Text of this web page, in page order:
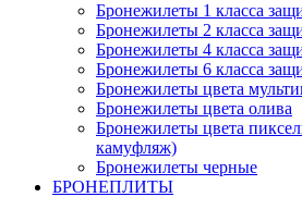
Бронежилеты 1 класса
Бронежилеты 2 класса
Бронежилеты 4 класса
Бронежилеты 6 класса
Бронежилеты цвета
Бронежилеты цвета олива
Бронежилеты цвета
камуфляж)
Бронежилеты черные
БРОНЕПЛИТЫ